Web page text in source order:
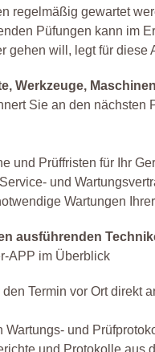
regelmäßig gewartet
Püfungen kann im
gehen will, legt für
Werkzeuge,
Sie an den
und Prüffristen für Ihr
und
Wartungen
ausführenden
APP im Überblick
Termin vor Ort direkt
Wartungs- und
und Protokolle aus